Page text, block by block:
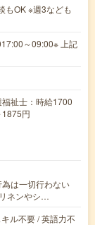
もOK ※週3なども
～09:00※ 上記
祉士：時給1700
円
は一切行わない
ネンやシ…
ル不要 / 英語力不